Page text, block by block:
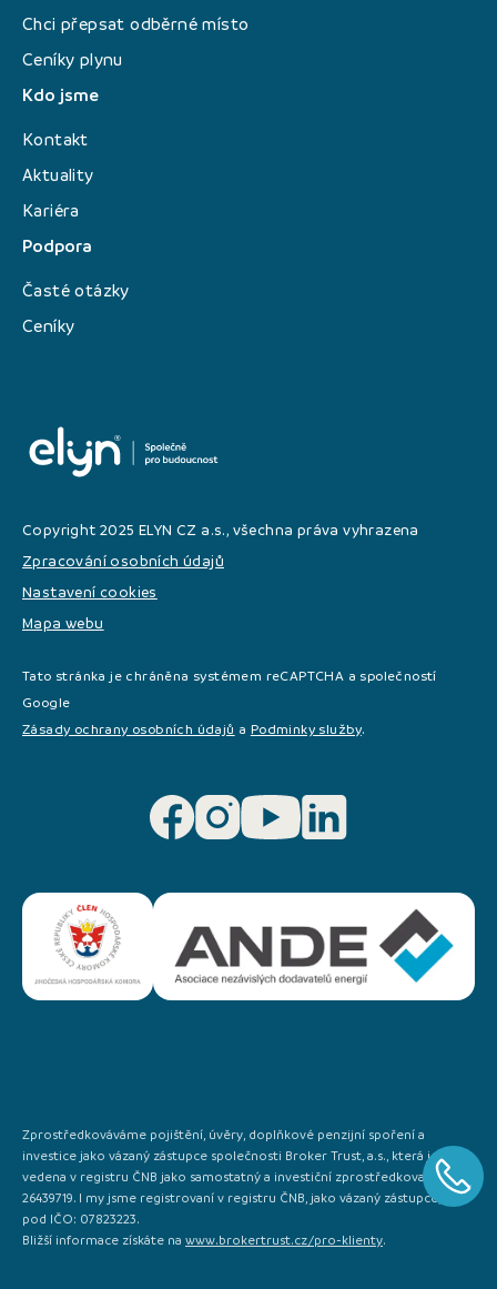
Chci přepsat odběrné místo
Ceníky plynu
Kdo jsme
Kontakt
Aktuality
Kariéra
Podpora
Časté otázky
Ceníky
Copyright 2025 ELYN CZ a.s., všechna práva vyhrazena
Zpracování osobních údajů
Nastavení cookies
Mapa webu
Tato stránka je chráněna systémem reCAPTCHA a společností
Google
Zásady ochrany osobních údajů a Podminky služby.
Zprostředkováváme pojištění, úvěry, doplňkové penzijní spoření a
investice jako vázaný zástupce společnosti Broker Trust, a.s., která je
vedena v registru ČNB jako samostatný a investiční zprostředkovatel IČO:
26439719. I my jsme registrovaní v registru ČNB, jako vázaný zástupce, a to
pod IČO: 07823223.
Bližší informace získáte na www.brokertrust.cz/pro-klienty.